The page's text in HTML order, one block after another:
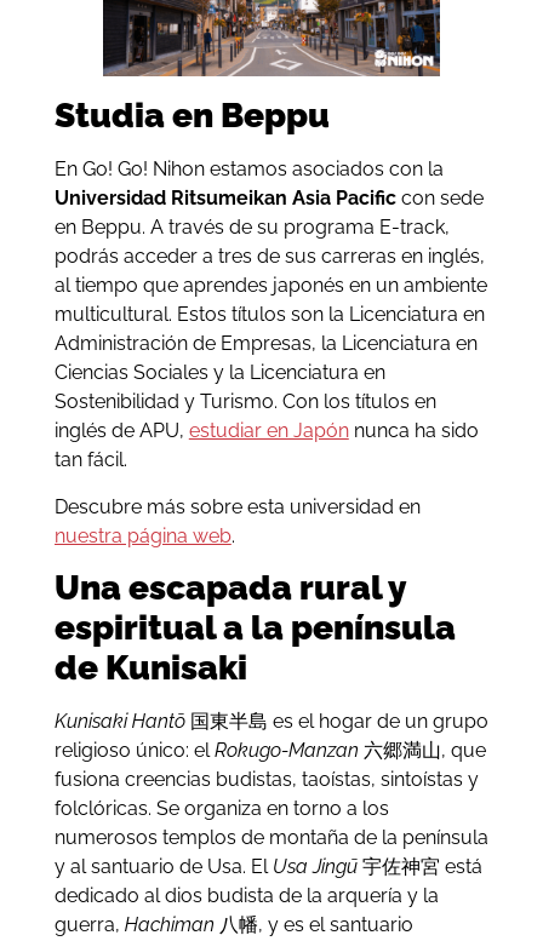
Studia en Beppu
En Go! Go! Nihon estamos asociados con la
Universidad Ritsumeikan Asia Pacificcon sede
en Beppu. A través de su programa E-track,
podrás acceder a tres de sus carreras en inglés,
al tiempo que aprendes japonés en un ambiente
multicultural. Estos títulos son la Licenciatura en
Administración de Empresas, la Licenciatura en
Ciencias Sociales y la Licenciatura en
Sostenibilidad y Turismo. Con los títulos en
inglés de APU, estudiar en Japónnunca ha sido
tan fácil.
Descubre más sobre esta universidad en
nuestra página web.
Una escapada rural y
espiritual a la península
de Kunisaki
Kunisaki Hantō国東半島 es el hogar de un grupo
religioso único: elRokugo-Manzan 六郷満山, que
fusiona creencias budistas, taoístas, sintoístas y
folclóricas. Se organiza en torno a los
numerosos templos de montaña de la península
y al santuario de Usa. El Usa Jingū宇佐神宮 está
dedicado al dios budista de la arquería y la
guerra, Hachiman 八幡, y es el santuario